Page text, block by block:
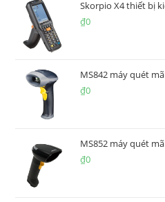
Skorpio X4 thiết bị
₫0
MS842 máy quét
₫0
MS852 máy quét
₫0